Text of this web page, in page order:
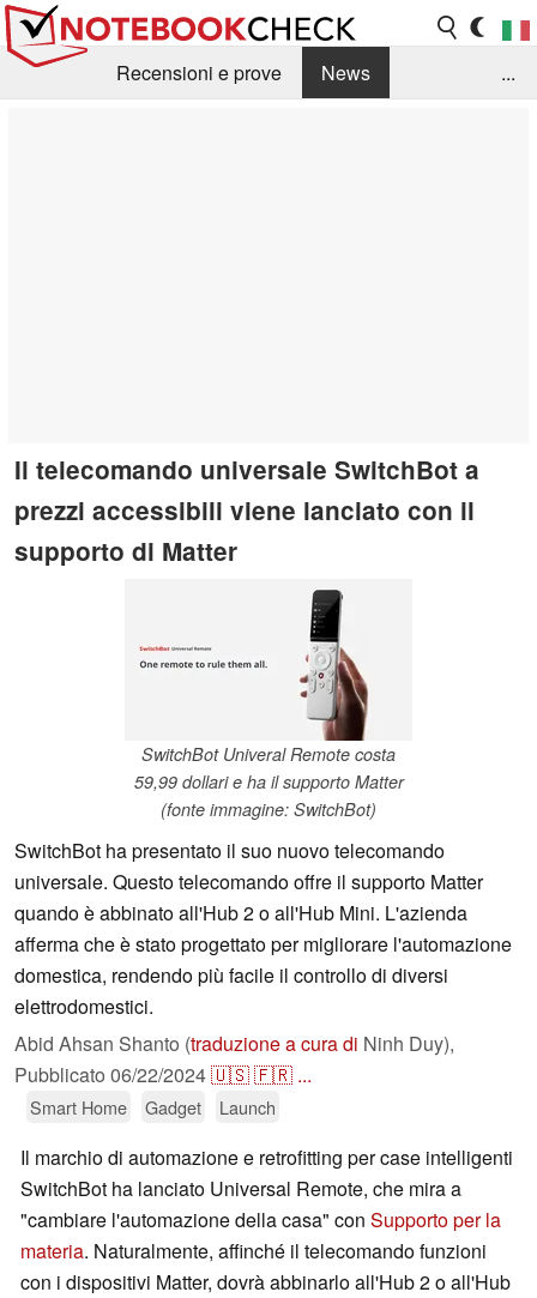
Recensioni e prove
News
...
Il telecomando universale SwitchBot a
prezzi accessibili viene lanciato con il
supporto di Matter
SwitchBot Univeral Remote costa
59,99 dollari e ha il supporto Matter
(fonte immagine: SwitchBot)
SwitchBot ha presentato il suo nuovo telecomando
universale. Questo telecomando offre il supporto Matter
quando è abbinato all'Hub 2 o all'Hub Mini. L'azienda
afferma che è stato progettato per migliorare l'automazione
domestica, rendendo più facile il controllo di diversi
elettrodomestici.
Abid Ahsan Shanto (traduzione a cura di Ninh Duy),
Pubblicato 06/22/2024🇺🇸🇫🇷 ...
Smart Home Gadget Launch
Il marchio di automazione e retrofitting per case intelligenti
SwitchBot ha lanciato Universal Remote, che mira a
"cambiare l'automazione della casa" con Supporto per la
materia. Naturalmente, affinché il telecomando funzioni
con i dispositivi Matter, dovrà abbinarlo all'Hub 2 o all'Hub